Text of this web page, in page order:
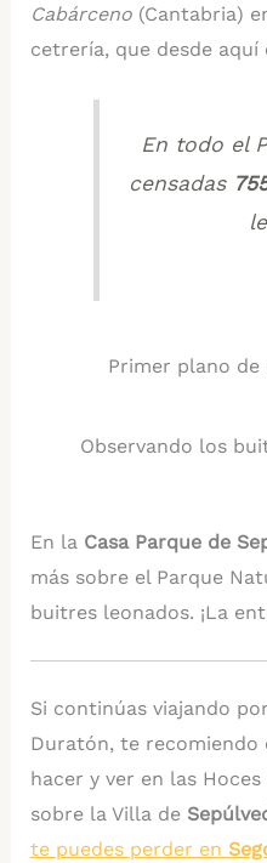
Cabárceno (Cantabria)
cetrería, que desde aquí
En todo el
censadas
Primer plano
Observando los
En la Casa Parque de
más sobre el Parque
buitres leonados. ¡La
Si continúas viajando
Duratón, te recomiendo
hacer y ver en las
sobre la Villa de
te puedes perder en